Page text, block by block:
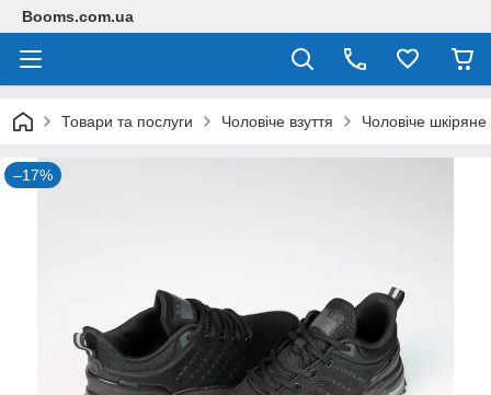
Booms.com.ua
Товари та послуги Чоловіче взуття Чоловіче шкіряне
–17%